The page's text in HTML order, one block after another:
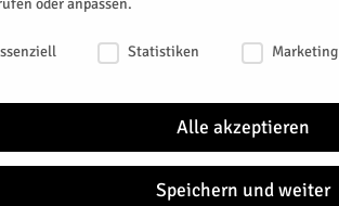
oder anpassen.
Statistiken Marketing
Alle akzeptieren
Speichern und weiter